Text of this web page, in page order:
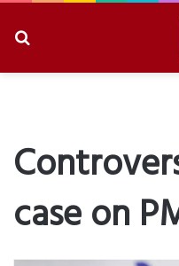
case on